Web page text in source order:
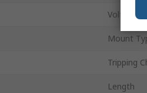
Voltage
Mount
Tripping
Length